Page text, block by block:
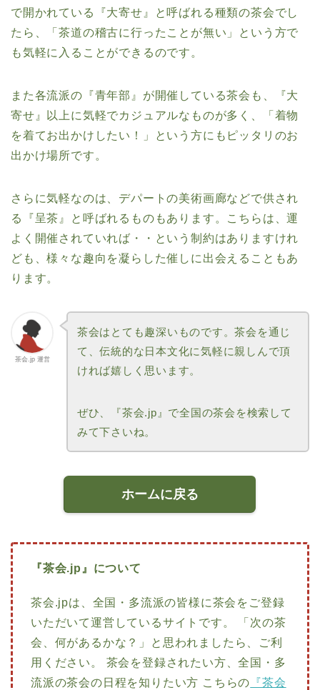
で開かれている『大寄せ』と呼ばれる種類の茶会でし
たら、「茶道の稽古に行ったことが無い」という方で
も気軽に入ることができるのです。
また各流派の『青年部』が開催している茶会も、『大
寄せ』以上に気軽でカジュアルなものが多く、「着物
を着てお出かけしたい！」という方にもピッタリのお
出かけ場所です。
さらに気軽なのは、デパートの美術画廊などで供され
る『呈茶』と呼ばれるものもあります。こちらは、運
よく開催されていれば・・という制約はありますけれ
ども、様々な趣向を凝らした催しに出会えることもあ
ります。
茶会.jp 運営
茶会はとても趣深いものです。茶会を通じ
て、伝統的な日本文化に気軽に親しんで頂
ければ嬉しく思います。
ぜひ、『茶会.jp』で全国の茶会を検索して
みて下さいね。
ホームに戻る
『茶会.jp』について
茶会.jpは、全国・多流派の皆様に茶会をご登録
いただいて運営しているサイトです。 「次の茶
会、何があるかな？」と思われましたら、ご利
用ください。 茶会を登録されたい方、全国・多
流派の茶会の日程を知りたい方 こちらの 『茶会